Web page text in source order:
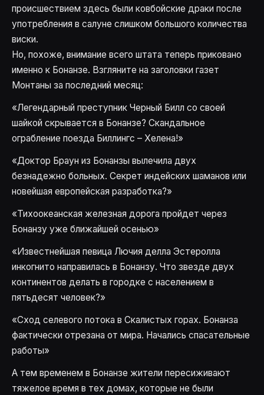
происшествием здесь были ковбойские драки после
употребления в салуне слишком большого количества
виски.
Но, похоже, внимание всего штата теперь приковано
именно к Бонанзе. Взгляните на заголовки газет
Монтаны за последний месяц:
«Легендарный преступник Черный Билл со своей
шайкой скрывается в Бонанзе? Скандальное
ограбление поезда Биллингс – Хелена!»
«Доктор Браун из Бонанзы вылечила двух
безнадежно больных. Секрет индейских шаманов или
новейшая европейская разработка?»
«Тихоокеанская железная дорога пройдет через
Бонанзу уже ближайшей осенью»
«Известнейшая певица Лючия делла Эстеролла
инкогнито направилась в Бонанзу. Что звезде двух
континентов делать в городке с населением в
пятьдесят человек?»
«Сход селевого потока в Скалистых горах. Бонанза
фактически отрезана от мира. Начались спасательные
работы»
А тем временем в Бонанзе жители пересиживают
тяжелое время в тех домах, которые не были